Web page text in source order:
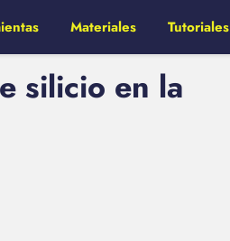
Materiales Tutoriales
silicio en la